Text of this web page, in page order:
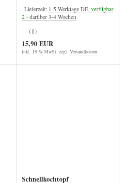
Lieferzeit: 1-5 Werktage DE, verfügbar
2- darüber 3-4 Wochen
(1)
15,90 EUR
inkl. 19 % MwSt. zzgl. Versandkosten
Schnellkochtopf